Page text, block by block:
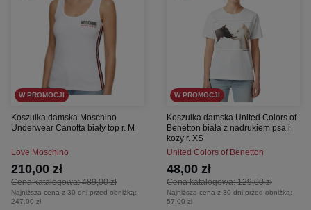
W PROMOCJI
Koszulka damska Moschino
Underwear Canotta biały top r. M
Love Moschino
Cena katalogowa:489,00 zł
210,00 zł
Najniższa cena z 30 dni przed obniżką:
247,00 zł
W PROMOCJI
Koszulka damska United Colors of
Benetton biała z nadrukiem psa i
kozy r. XS
United Colors of Benetton
Cena katalogowa:129,00 zł
48,00 zł
Najniższa cena z 30 dni przed obniżką:
57,00 zł